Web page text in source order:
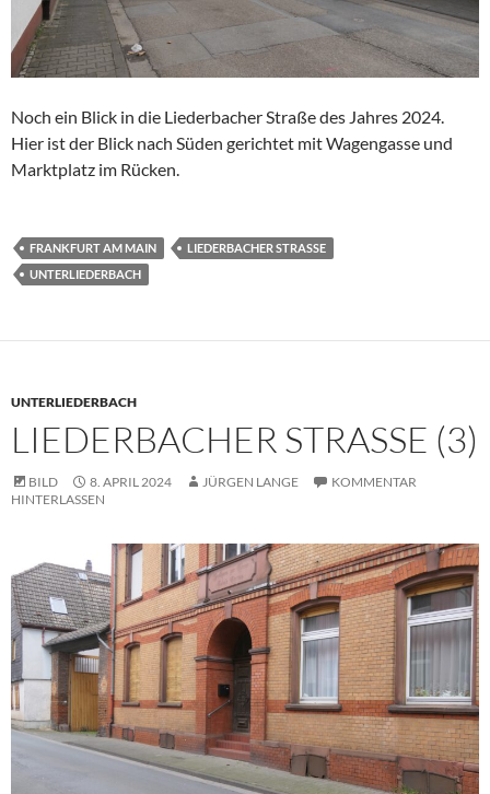
Noch ein Blick in die Liederbacher Straße des Jahres 2024.
Hier ist der Blick nach Süden gerichtet mit Wagengasse und
Marktplatz im Rücken.
FRANKFURT AM MAIN
LIEDERBACHER STRASSE
UNTERLIEDERBACH
UNTERLIEDERBACH
LIEDERBACHER STRASSE (3)
BILD 8. APRIL 2024 JÜRGEN LANGE
KOMMENTAR
HINTERLASSEN